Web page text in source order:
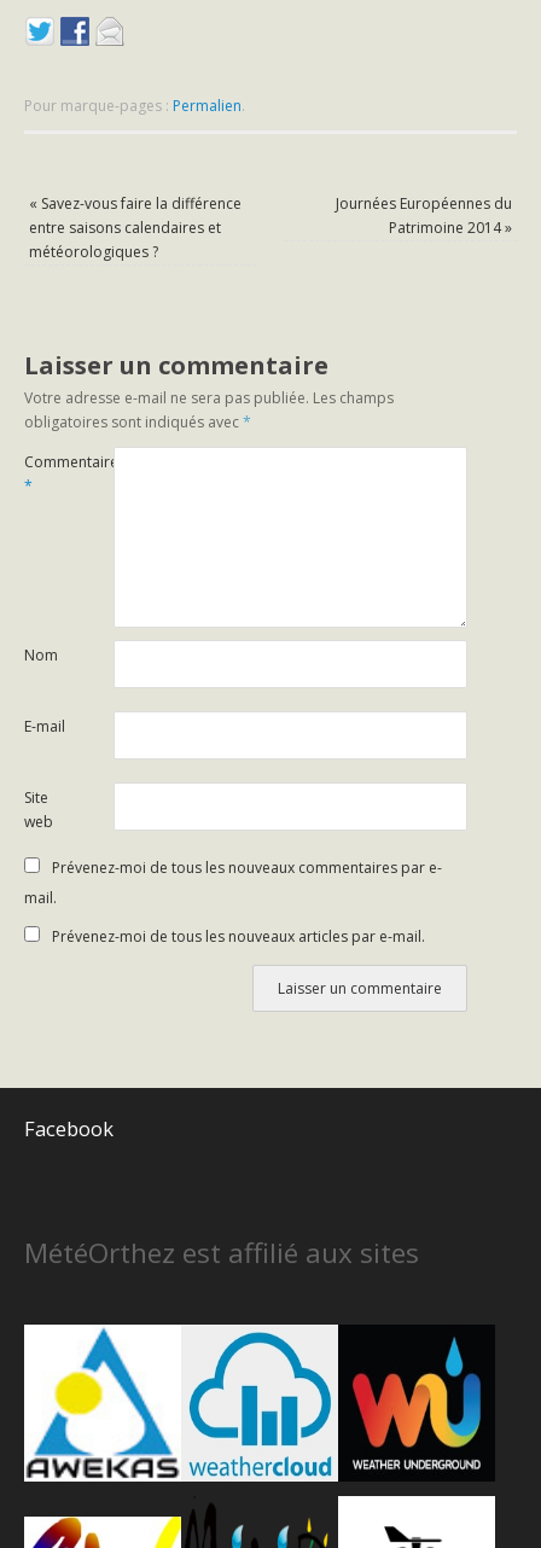
Pour marque-pages : Permalien.
« Savez-vous faire la différence
entre saisons calendaires et
météorologiques ?
Journées Européennes du
Patrimoine 2014»
Laisser un commentaire
Votre adresse e-mail ne sera pas publiée. Les champs
obligatoires sont indiqués avec*
Commentaire
*
Nom
E-mail
Site
web
Prévenez-moi de tous les nouveaux commentaires par e-
mail.
Prévenez-moi de tous les nouveaux articles par e-mail.
Facebook
MétéOrthez est affilié aux sites